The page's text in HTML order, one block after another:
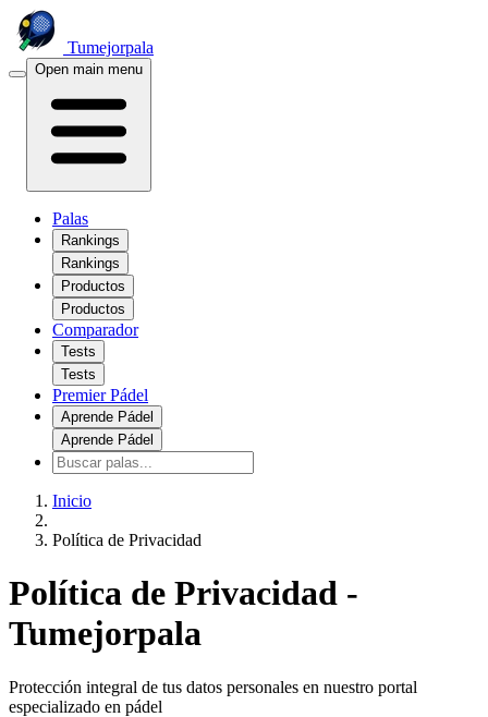
Tumejorpala
Open main menu
Palas
Rankings
Rankings
Productos
Productos
Comparador
Tests
Tests
Premier Pádel
Aprende Pádel
Aprende Pádel
Inicio
Política de Privacidad
Política de Privacidad -
Tumejorpala
Protección integral de tus datos personales en nuestro portal
especializado en pádel